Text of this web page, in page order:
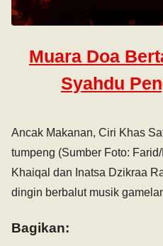
Muara Doa
Syahdu
Ancak Makanan, Ciri Khas
tumpeng (Sumber Foto:
Khaiqal dan Inatsa Dzikraa
dingin berbalut musik
Bagikan: